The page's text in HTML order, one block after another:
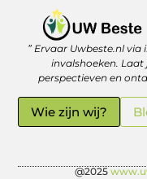
” Ervaar Uwbeste.nl
invalshoeken.
perspectieven en
Wie zijn wij?
@2025